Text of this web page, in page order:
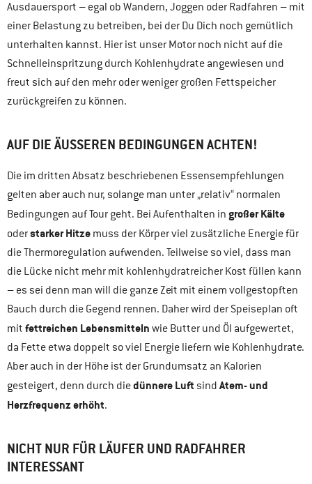
Ausdauersport – egal ob Wandern, Joggen oder Radfahren – mit
einer Belastung zu betreiben, bei der Du Dich noch gemütlich
unterhalten kannst. Hier ist unser Motor noch nicht auf die
Schnelleinspritzung durch Kohlenhydrate angewiesen und
freut sich auf den mehr oder weniger großen Fettspeicher
zurückgreifen zu können.
AUF DIE ÄUSSEREN BEDINGUNGEN ACHTEN!
Die im dritten Absatz beschriebenen Essensempfehlungen
gelten aber auch nur, solange man unter „relativ“ normalen
Bedingungen auf Tour geht. Bei Aufenthalten in großer Kälte
oderstarker Hitze muss der Körper viel zusätzliche Energie für
die Thermoregulation aufwenden. Teilweise so viel, dass man
die Lücke nicht mehr mit kohlenhydratreicher Kost füllen kann
– es sei denn man will die ganze Zeit mit einem vollgestopften
Bauch durch die Gegend rennen. Daher wird der Speiseplan oft
mit fettreichen Lebensmitteln wie Butter und Öl aufgewertet,
da Fette etwa doppelt so viel Energie liefern wie Kohlenhydrate.
Aber auch in der Höhe ist der Grundumsatz an Kalorien
gesteigert, denn durch diedünnere Luft sind Atem- und
Herzfrequenz erhöht.
NICHT NUR FÜR LÄUFER UND RADFAHRER
INTERESSANT